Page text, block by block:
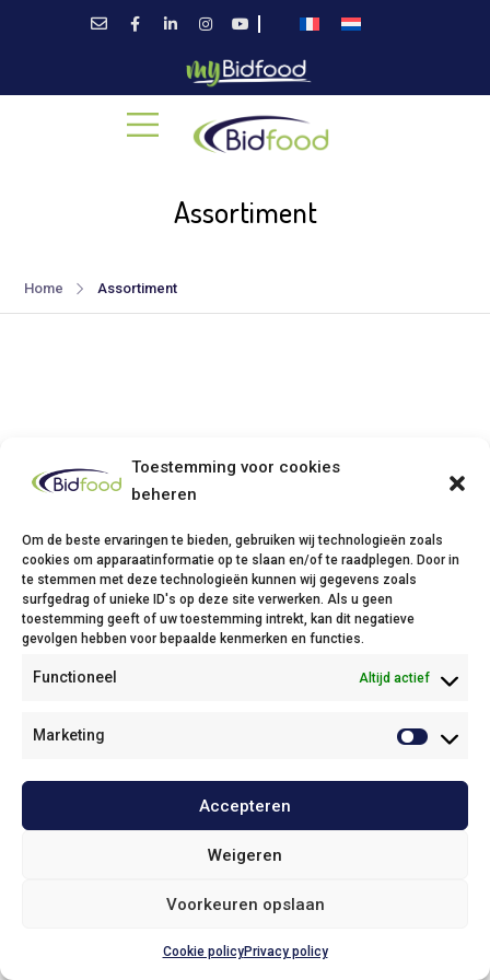
Toestemming voor cookies
beheren
Om de beste ervaringen te bieden, gebruiken wij technologieën zoals
cookies om apparaatinformatie op te slaan en/of te raadplegen. Door in
te stemmen met deze technologieën kunnen wij gegevens zoals
surfgedrag of unieke ID's op deze site verwerken. Als u geen
toestemming geeft of uw toestemming intrekt, kan dit negatieve
gevolgen hebben voor bepaalde kenmerken en functies.
Functioneel Altijd actief
Marketing
Accepteren
Weigeren
Voorkeuren opslaan
Cookie policyPrivacy policy
Assortiment
Home Assortiment
Bidfood Thuin
Avenue Deli XL, 1
Phone: +32(0)71/25 68 11
Email:info@bidfood.be
Onze policies / Nos politiques
© 2025Bidfood Belgium
Haut de page